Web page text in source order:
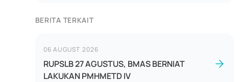
BERITA TERKAIT
06 AUGUST 2026
RUPSLB 27 AGUSTUS, BMAS BERNIAT
LAKUKAN PMHMETD IV